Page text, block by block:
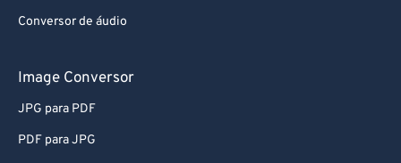
Conversor de áudio
Image Conversor
JPG para PDF
PDF para JPG